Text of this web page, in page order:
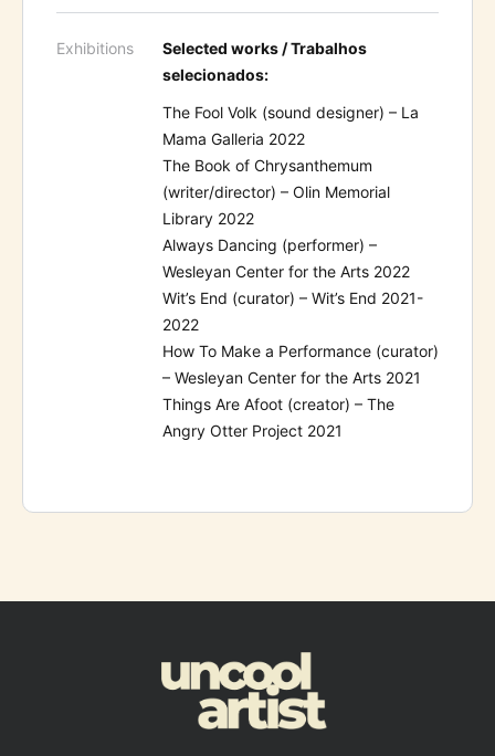
Exhibitions
Selected works / Trabalhos
selecionados:
The Fool Volk (sound designer) – La
Mama Galleria 2022
The Book of Chrysanthemum
(writer/director) – Olin Memorial
Library 2022
Always Dancing (performer) –
Wesleyan Center for the Arts 2022
Wit’s End (curator) – Wit’s End 2021-
2022
How To Make a Performance (curator)
– Wesleyan Center for the Arts 2021
Things Are Afoot (creator) – The
Angry Otter Project 2021